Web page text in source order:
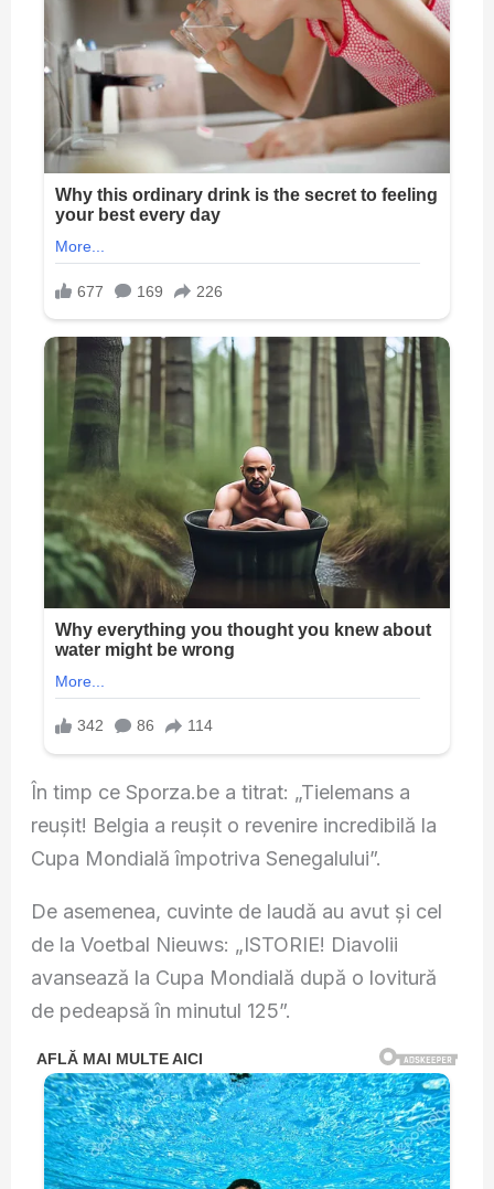
În timp ce Sporza.be a titrat: „Tielemans a
reușit! Belgia a reușit o revenire incredibilă la
Cupa Mondială împotriva Senegalului”.
De asemenea, cuvinte de laudă au avut și cel
de la Voetbal Nieuws: „ISTORIE! Diavolii
avansează la Cupa Mondială după o lovitură
de pedeapsă în minutul 125”.